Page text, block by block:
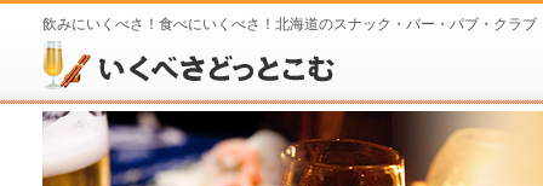
飲みにいくべさ！食べにいくべさ！北海道のスナック・バー・パブ・クラ